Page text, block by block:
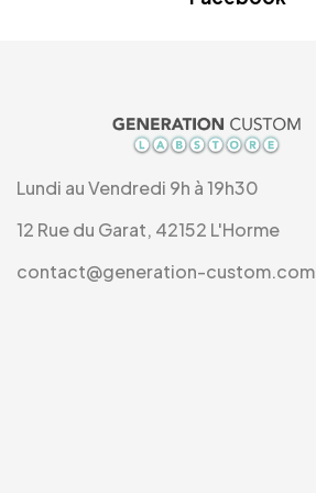
Lundi au Vendredi 9h à 19h30
12 Rue du Garat, 42152 L'Horme
contact@generation-custom.com